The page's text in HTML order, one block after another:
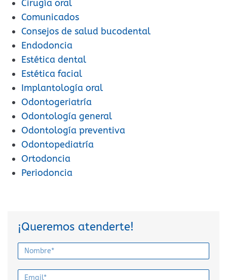
Cirugía oral
Comunicados
Consejos de salud bucodental
Endodoncia
Estética dental
Estética facial
Implantología oral
Odontogeriatría
Odontología general
Odontología preventiva
Odontopediatría
Ortodoncia
Periodoncia
¡Queremos atenderte!